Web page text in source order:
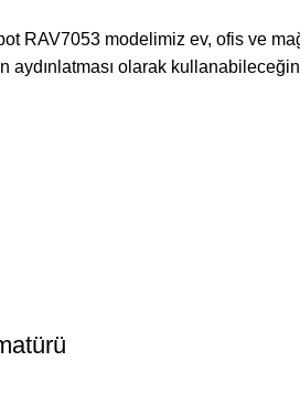
RAV7053 modelimiz ev, ofis ve
aydınlatması olarak